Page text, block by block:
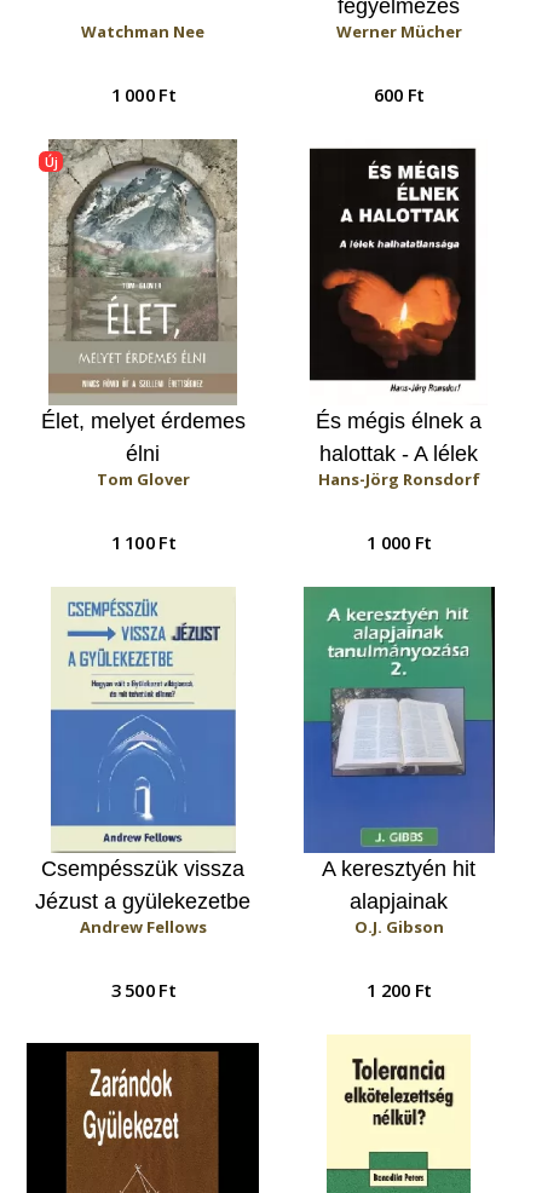
Watchman Nee
1 000 Ft
fegyelmezés
Werner Mücher
600 Ft
Új
Élet, melyet érdemes
élni
Tom Glover
1 100 Ft
És mégis élnek a
halottak - A lélek
halhatatlansága
Hans-Jörg Ronsdorf
1 000 Ft
Csempésszük vissza
Jézust a gyülekezetbe
Andrew Fellows
3 500 Ft
A keresztyén hit
alapjainak
tanulmányozása 2.
O.J. Gibson
1 200 Ft